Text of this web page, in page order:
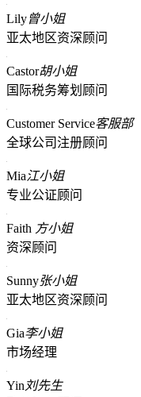
Lily曾小姐
亚太地区资深顾问
Castor胡小姐
国际税务筹划顾问
Customer Service客服部
全球公司注册顾问
Mia江小姐
专业公证顾问
Faith 方小姐
资深顾问
Sunny张小姐
亚太地区资深顾问
Gia李小姐
市场经理
Yin 刘先生